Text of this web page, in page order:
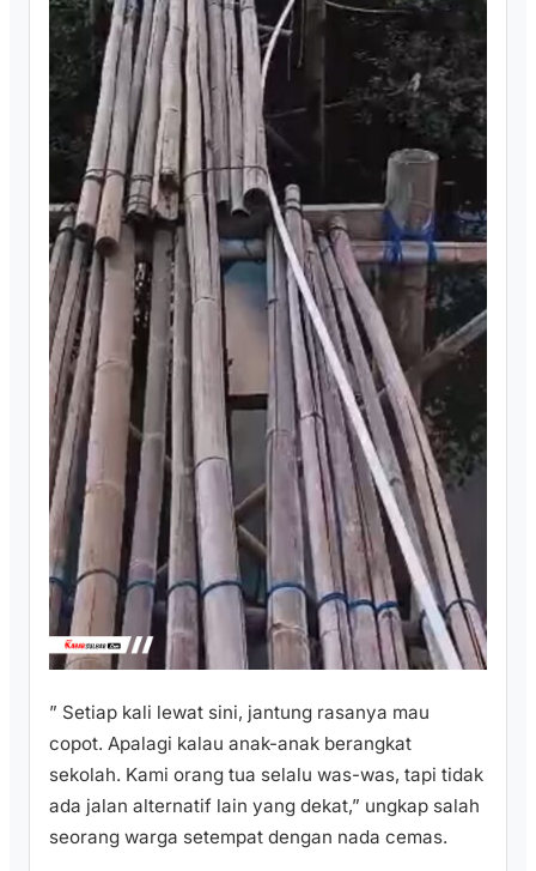
​” Setiap kali lewat sini, jantung rasanya mau
copot. Apalagi kalau anak-anak berangkat
sekolah. Kami orang tua selalu was-was, tapi tidak
ada jalan alternatif lain yang dekat,” ungkap salah
seorang warga setempat dengan nada cemas.